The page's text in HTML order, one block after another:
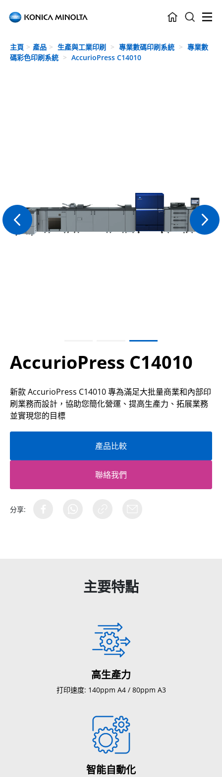
Skip to main content
主頁 產品 生產與工業印刷 專業數碼印刷系統
專業數
碼彩色印刷系統
AccurioPress C14010
AccurioPress C14010
新款 AccurioPress C14010 專為滿足大批量商業和內部印
刷業務而設計，協助您簡化營運、提高生產力、拓展業務
並實現您的目標
產品比較
聯絡我們
分享:
主要特點
高生產力
打印速度: 140ppm A4 / 80ppm A3
智能自動化